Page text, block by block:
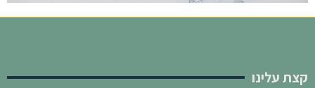
קצת עלינו